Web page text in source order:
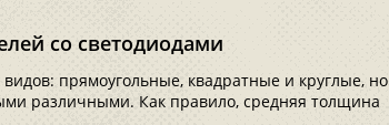
со светодиодами
прямоугольные, квадратные и круглые, но
различными. Как правило, средняя толщина